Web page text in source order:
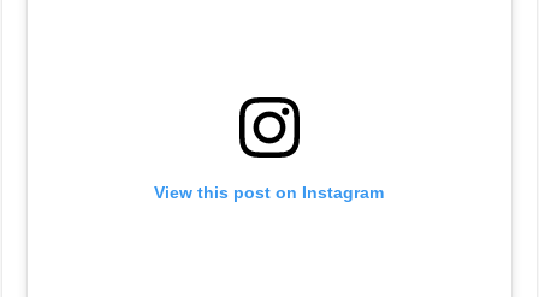
View this post on Instagram